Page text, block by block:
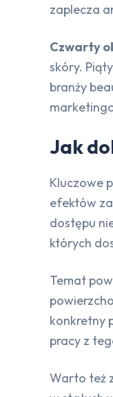
zaplecza
Czwarty
skóry.
branży
Jak
Kluczowe
efektów
dostępu
których
Temat
konkretny
pracy z
Warto też